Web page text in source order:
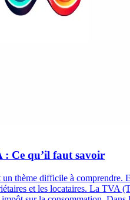
: Ce qu’il faut savoir
thème difficile à comprendre.
et les locataires. La TVA